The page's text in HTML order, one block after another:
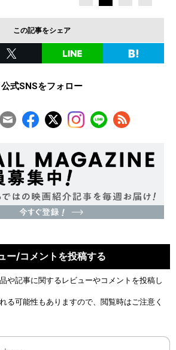
この記事をシェア
公式SNSをフォロー
ー/コメントを投稿する
や記事に関するレビューやコメントを投稿し
る可能性もありますので、閲覧時はご注意く